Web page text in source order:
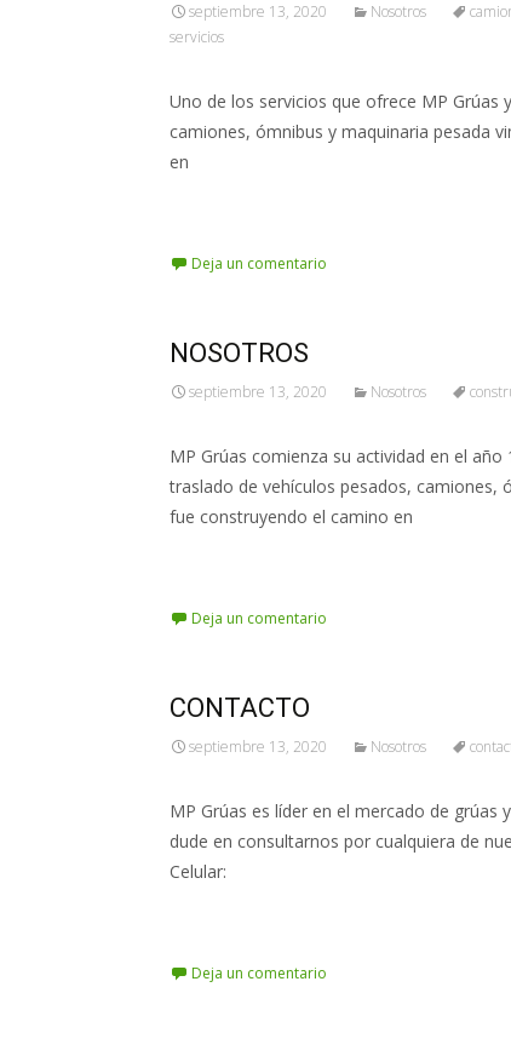
septiembre 13, 2020 Nosotros
servicios
Uno de los servicios que ofrece MP Grúas
camiones, ómnibus y maquinaria pesada
en
Deja un comentario
NOSOTROS
septiembre 13, 2020 Nosotros
MP Grúas comienza su actividad en el
traslado de vehículos pesados,
fue construyendo el camino en
Deja un comentario
CONTACTO
septiembre 13, 2020 Nosotros
MP Grúas es líder en el mercado de
dude en consultarnos por cualquiera de
Celular:
Deja un comentario